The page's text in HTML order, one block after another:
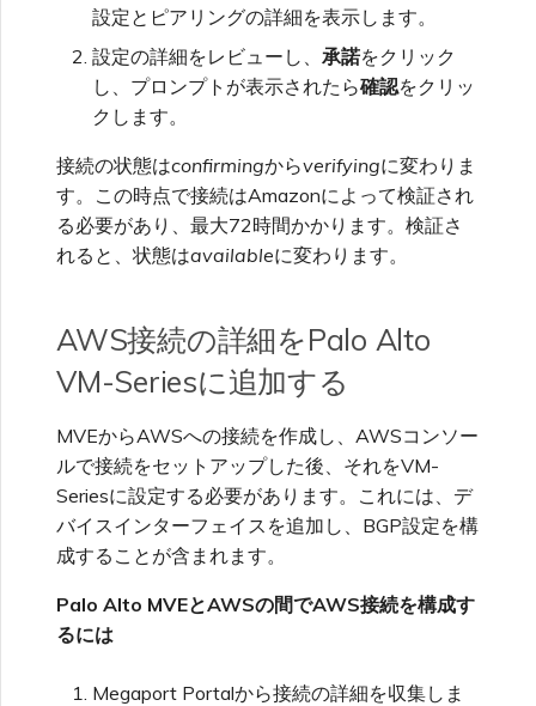
設定とピアリングの詳細を表示します。
設定の詳細をレビューし、 承諾をクリック
し、プロンプトが表示されたら確認をクリッ
クします。
接続の状態はconfirmingからverifyingに変わりま
す。この時点で接続はAmazonによって検証され
る必要があり、最大72時間かかります。検証さ
れると、状態はavailableに変わります。
AWS接続の詳細をPalo Alto
VM-Seriesに追加する
MVEからAWSへの接続を作成し、AWSコンソー
ルで接続をセットアップした後、それをVM-
Seriesに設定する必要があります。これには、デ
バイスインターフェイスを追加し、BGP設定を構
成することが含まれます。
Palo Alto MVEとAWSの間でAWS接続を構成す
るには
Megaport Portalから接続の詳細を収集しま